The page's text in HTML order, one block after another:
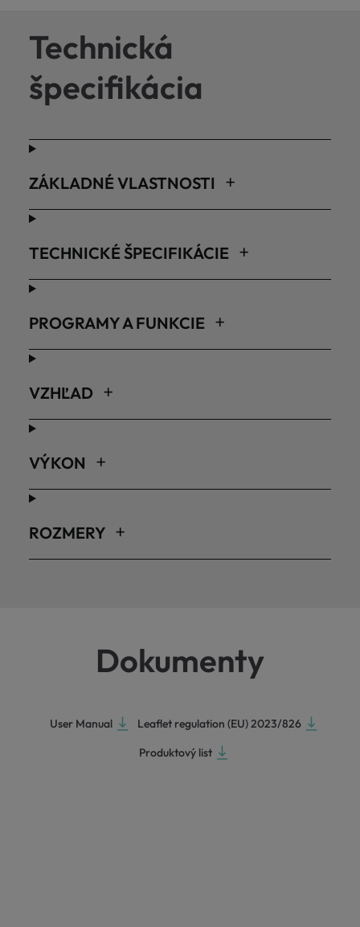
Technická
špecifikácia
ZÁKLADNÉ VLASTNOSTI
TECHNICKÉ ŠPECIFIKÁCIE
PROGRAMY A FUNKCIE
VZHĽAD
VÝKON
ROZMERY
Dokumenty
User Manual
Leaflet regulation (EU) 2023/826
Produktový list